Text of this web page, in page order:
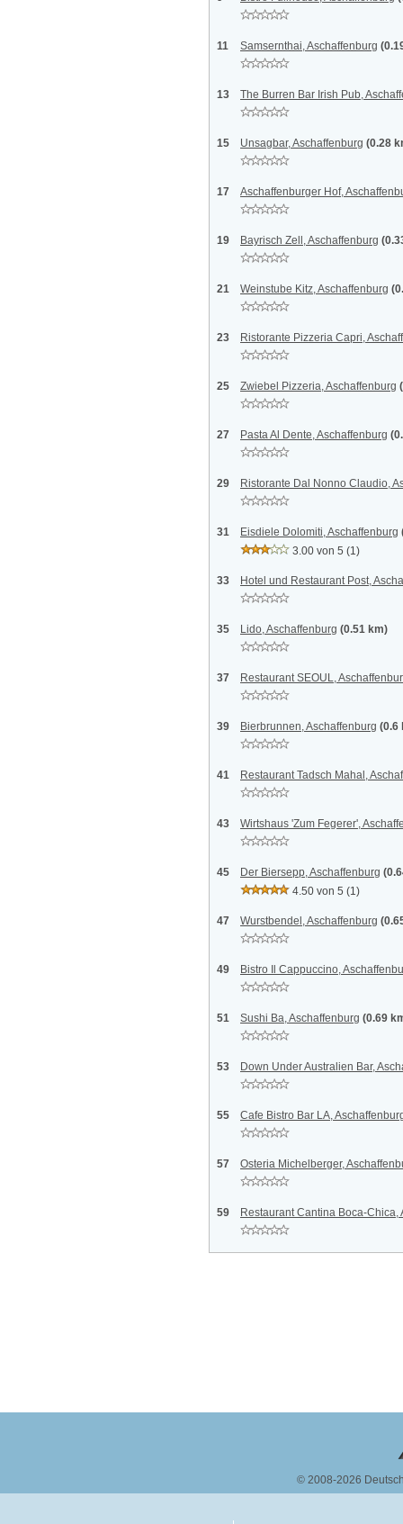
11 Samsernthai, Aschaffenburg
13 The Burren Bar Irish Pub,
15 Unsagbar, Aschaffenburg (0.28
17 Aschaffenburger Hof,
19 Bayrisch Zell, Aschaffenburg
21 Weinstube Kitz, Aschaffenburg
23 Ristorante Pizzeria Capri,
25 Zwiebel Pizzeria, Aschaffenburg
27 Pasta Al Dente, Aschaffenburg
29 Ristorante Dal Nonno Claudio,
31 Eisdiele Dolomiti, Aschaffenburg
3.00 von 5 (1)
33 Hotel und Restaurant Post,
35 Lido, Aschaffenburg (0.51 km)
37 Restaurant SEOUL,
39 Bierbrunnen, Aschaffenburg (0.6
41 Restaurant Tadsch Mahal,
43 Wirtshaus 'Zum Fegerer',
45 Der Biersepp, Aschaffenburg
4.50 von 5 (1)
47 Wurstbendel, Aschaffenburg
49 Bistro Il Cappuccino,
51 Sushi Ba, Aschaffenburg (0.69
53 Down Under Australien Bar,
55 Cafe Bistro Bar LA,
57 Osteria Michelberger,
59 Restaurant Cantina Boca-Chica,
© 2008-2026